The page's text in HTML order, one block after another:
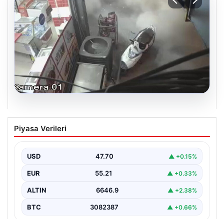
06.08.2026
Bahçelievler’de tahliye edilen 4 katlı
binanın çöktüğü anlar
Detayları ve Güvenlik Önlemleri", "content": "İstanbul'un
Bahçelievler…
Piyasa Verileri
USD 47.70 ▲ +0.15%
EUR 55.21 ▲ +0.33%
ALTIN 6646.9 ▲ +2.38%
BTC 3082387 ▲ +0.66%